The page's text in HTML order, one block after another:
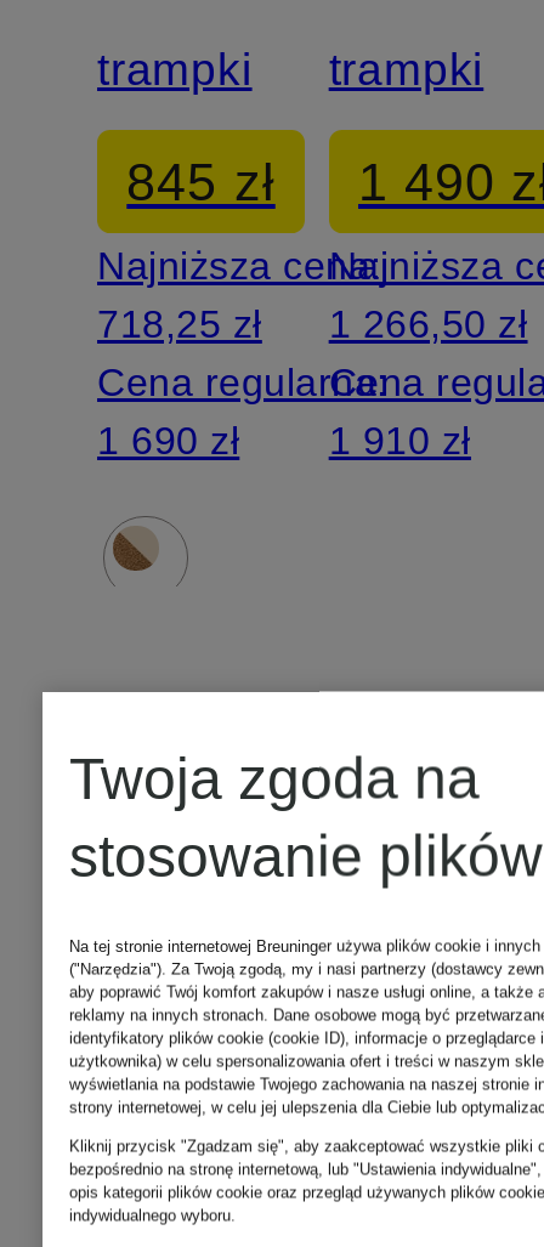
trampki
845 zł
Najniższa cena:
718,25 zł
Cena regularna:
1 690 zł
trampki
1 490
Najniższa
1 266,50 zł
Cena
1 910 zł
+ rabat
promocyjny
DSQUARED2
+ rabat
promocyjny
Twoja zgoda na
stosowanie
Na tej stronie internetowej Breuninger używa plików cookie i
("Narzędzia"). Za Twoją zgodą, my i nasi partnerzy (dostawcy
aby poprawić Twój komfort zakupów i nasze usługi online, a także
reklamy na innych stronach. Dane osobowe mogą być
identyfikatory plików cookie (cookie ID), informacje o przeglądarce
użytkownika) w celu spersonalizowania ofert i treści w naszym
wyświetlania na podstawie Twojego zachowania na naszej stronie
strony internetowej, w celu jej ulepszenia dla Ciebie lub
Kliknij przycisk "Zgadzam się", aby zaakceptować wszystkie pliki
bezpośrednio na stronę internetową, lub "Ustawienia
opis kategorii plików cookie oraz przegląd używanych plików
indywidualnego wyboru.